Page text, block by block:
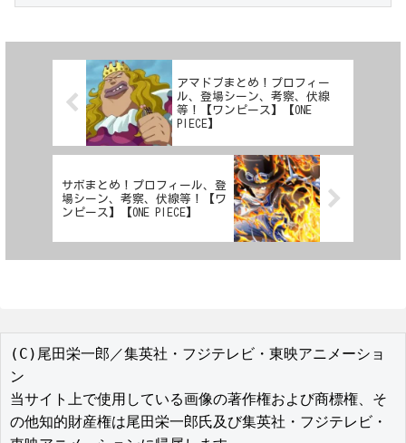
アマドブまとめ！プロフィー
ル、登場シーン、考察、伏線
等！【ワンピース】【ONE
PIECE】
サボまとめ！プロフィール、登
場シーン、考察、伏線等！【ワ
ンピース】【ONE PIECE】
(C)尾田栄一郎／集英社・フジテレビ・東映アニメーショ
ン
当サイト上で使用している画像の著作権および商標権、そ
の他知的財産権は尾田栄一郎氏及び集英社・フジテレビ・